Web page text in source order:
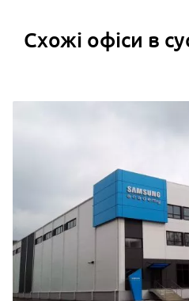
Схожі офіси в